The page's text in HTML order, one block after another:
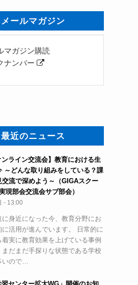
メールマガジン
マガジン購読
ナンバー
最近のニュース
ライン交流会】教育における生
～どんな取り組みをしている？課
交流で深めよう～（GIGAスクー
現部会交流会サブ部会）
- 13:00
身近になった今、教育分野にお
に活用が進んでいます。 日常的に
実に教育効果を上げている事例
まだまだ手探りな状態である学校
いので…